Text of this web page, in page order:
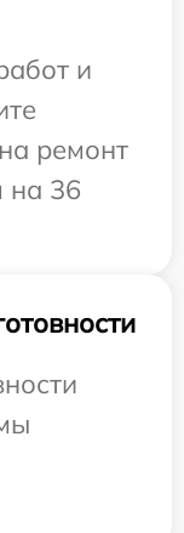
и
ремонт
на 36